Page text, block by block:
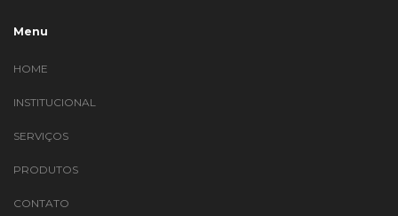
Menu
HOME
INSTITUCIONAL
SERVIÇOS
PRODUTOS
CONTATO